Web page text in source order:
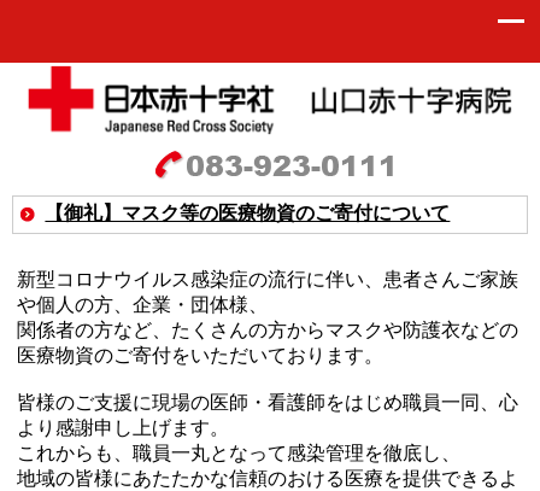
【御礼】マスク等の医療物資のご寄付について
新型コロナウイルス感染症の流行に伴い、患者さんご家族
や個人の方、企業・団体様、
関係者の方など、たくさんの方からマスクや防護衣などの
医療物資のご寄付をいただいております。
皆様のご支援に現場の医師・看護師をはじめ職員一同、心
より感謝申し上げます。
これからも、職員一丸となって感染管理を徹底し、
地域の皆様にあたたかな信頼のおける医療を提供できるよ